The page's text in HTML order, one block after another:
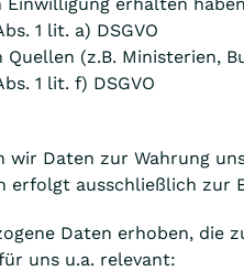
1 lit. a) DSGVO
(z.B. Ministerien,
1 lit. f) DSGVO
Daten zur Wahrung
ausschließlich zur
Daten erhoben, die
uns u.a. relevant: